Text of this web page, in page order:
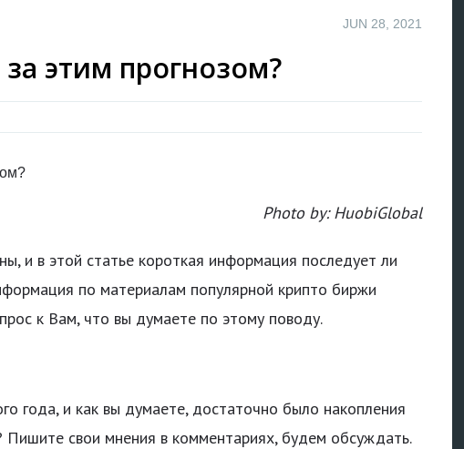
JUN 28, 2021
этим прогнозом?
Photo by: HuobiGlobal
и в этой статье короткая информация последует ли
по материалам популярной крипто биржи
к Вам, что вы думаете по этому поводу.
года, и как вы думаете, достаточно было накопления
Пишите свои мнения в комментариях, будем обсуждать.